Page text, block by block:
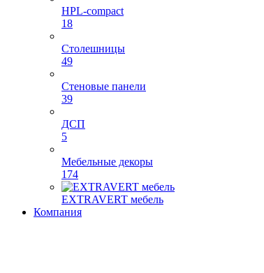
HPL-compact
18
Столешницы
49
Стеновые панели
39
ДСП
5
Мебельные декоры
174
EXTRAVERT мебель
Компания